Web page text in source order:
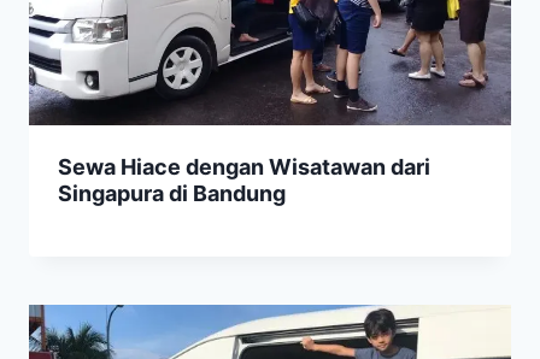
Sewa Hiace dengan Wisatawan dari
Singapura di Bandung